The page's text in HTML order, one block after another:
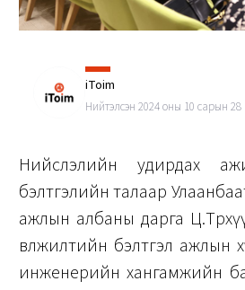
iToim
Нийтэлсэн 2024 оны 10 сарын 28
Нийслэлийн удирдах
бэлтгэлийн талаар
ажлын албаны дарга
өвөлжилтийн бэлтгэл
инженерийн хангамжийн